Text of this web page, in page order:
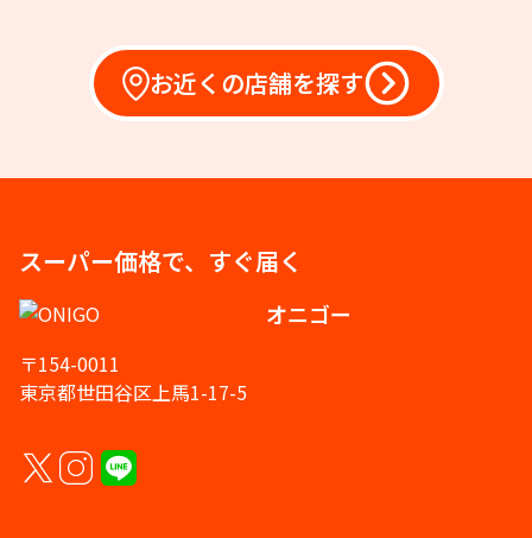
お近くの店舗を探す
スーパー価格で、すぐ届く
オニゴー
〒154-0011
東京都世田谷区上馬1-17-5